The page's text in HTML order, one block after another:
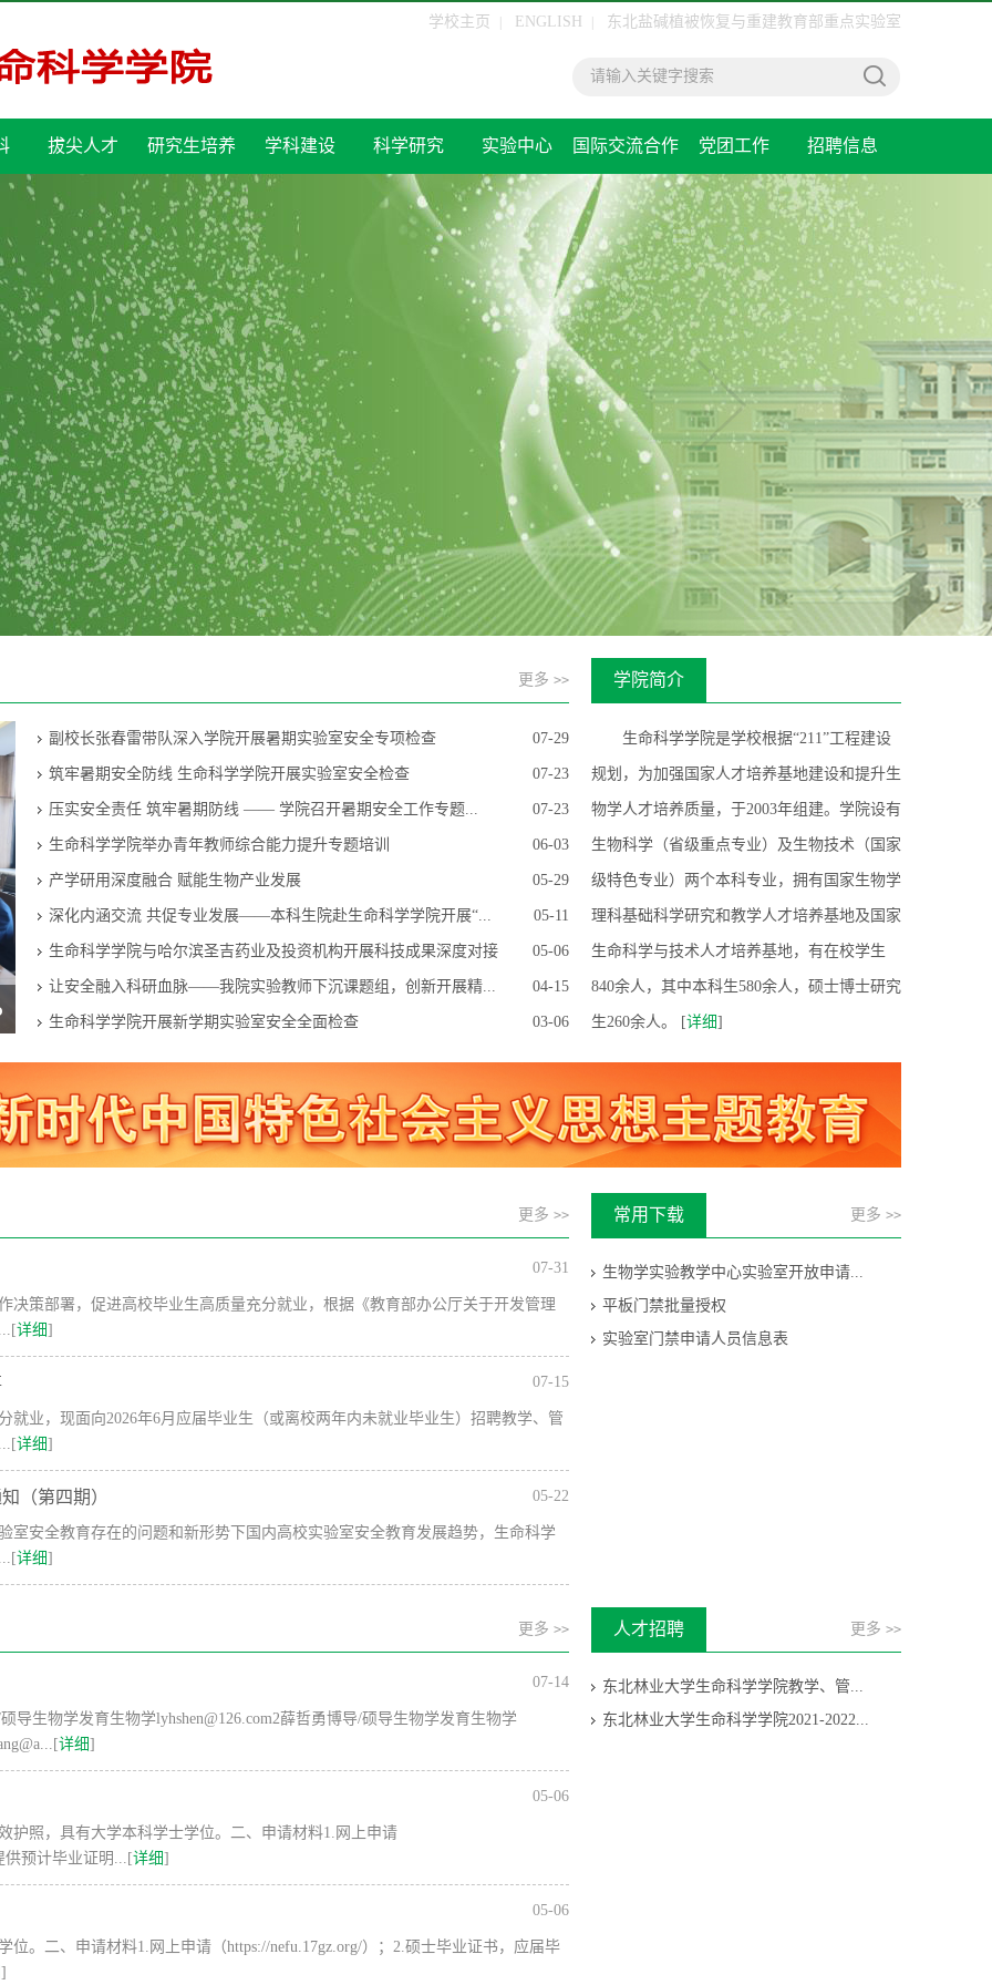
学校主页 ENGLISH 东北盐碱植被恢复与重建教育部重点实验室
拔尖人才 研究生培养 学科建设 科学研究 实验中心 国际交流合作 党团工作 招聘信息
更多 >>
07-29
副校长张春雷带队深入学院开展暑期实验室安全专项检查
07-23
筑牢暑期安全防线 生命科学学院开展实验室安全检查
07-23
压实安全责任 筑牢暑期防线 —— 学院召开暑期安全工作专题...
06-03
生命科学学院举办青年教师综合能力提升专题培训
05-29
产学研用深度融合 赋能生物产业发展
05-11
深化内涵交流 共促专业发展——本科生院赴生命科学学院开展“...
05-06
生命科学学院与哈尔滨圣吉药业及投资机构开展科技成果深度对接
04-15
让安全融入科研血脉——我院实验教师下沉课题组，创新开展精...
03-06
生命科学学院开展新学期实验室安全全面检查
学院简介
生命科学学院是学校根据“211”工程建设
规划，为加强国家人才培养基地建设和提升生
物学人才培养质量，于2003年组建。学院设有
生物科学（省级重点专业）及生物技术（国家
级特色专业）两个本科专业，拥有国家生物学
理科基础科学研究和教学人才培养基地及国家
生命科学与技术人才培养基地，有在校学生
840余人，其中本科生580余人，硕士博士研究
生260余人。 [详细]
更多 >>
07-31
决策部署，促进高校毕业生高质量充分就业，根据《教育部办公厅关于开发管理
详细]
07-15
业，现面向2026年6月应届毕业生（或离校两年内未就业毕业生）招聘教学、管
详细]
（第四期） 05-22
室安全教育存在的问题和新形势下国内高校实验室安全教育发展趋势，生命科学
详细]
常用下载 更多 >>
生物学实验教学中心实验室开放申请...
平板门禁批量授权
实验室门禁申请人员信息表
更多 >>
07-14
导生物学发育生物学lyhshen@126.com2薛哲勇博导/硕导生物学发育生物学
详细]
05-06
护照，具有大学本科学士学位。二、申请材料1.网上申请
供预计毕业证明...[详细]
05-06
。二、申请材料1.网上申请（https://nefu.17gz.org/）；2.硕士毕业证书，应届毕
]
人才招聘 更多 >>
东北林业大学生命科学学院教学、管...
东北林业大学生命科学学院2021-2022...